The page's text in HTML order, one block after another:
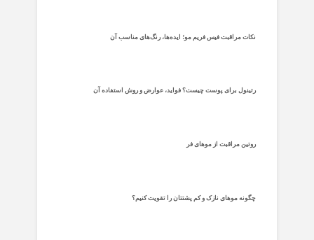
نکات مراقبت فیس فریم مو؛ ایده‌ها، رنگ‌های مناسب آن
رتینول برای پوست چیست؟ فواید، عوارض و روش استفاده آن
روتین مراقبت از موهای فر
چگونه موهای نازک و کم پشتتان را تقویت کنیم؟